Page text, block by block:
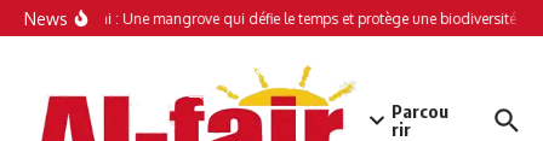
Aller au contenu
News
Simamboini : Une mangrove qui défie le temps et protège une biodiversité
Parcou
rir